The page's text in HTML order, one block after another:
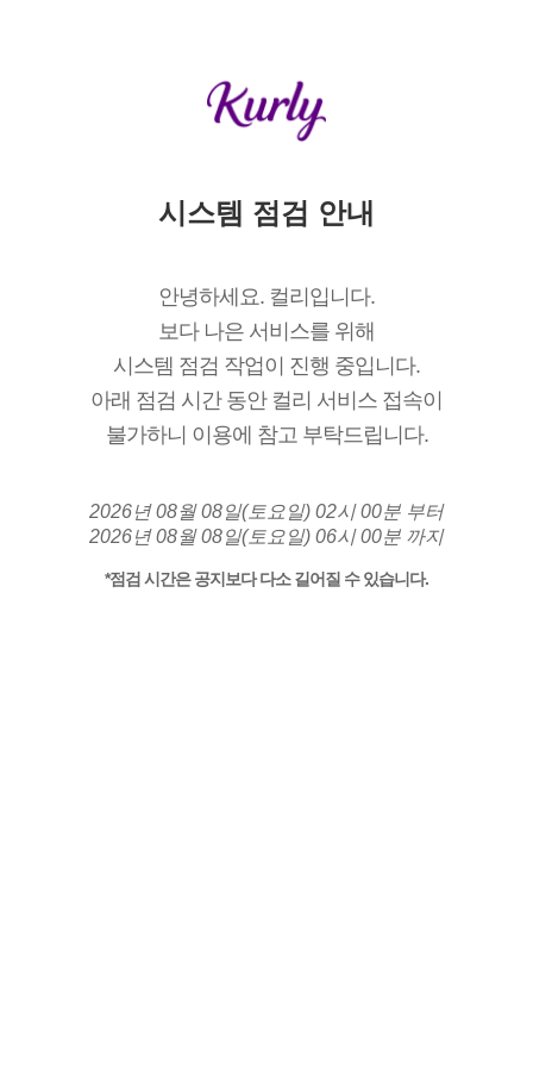
시스템 점검 안내
안녕하세요. 컬리입니다.
보다 나은 서비스를 위해
시스템 점검 작업이 진행 중입니다.
아래 점검 시간 동안 컬리 서비스 접속이
불가하니 이용에 참고 부탁드립니다.
2026년 08월 08일(토요일) 02시 00분 부터
2026년 08월 08일(토요일) 06시 00분 까지
*점검 시간은 공지보다 다소 길어질 수 있습니다.